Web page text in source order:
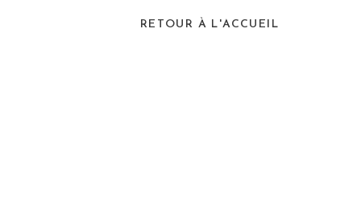
RETOUR À L'ACCUEIL